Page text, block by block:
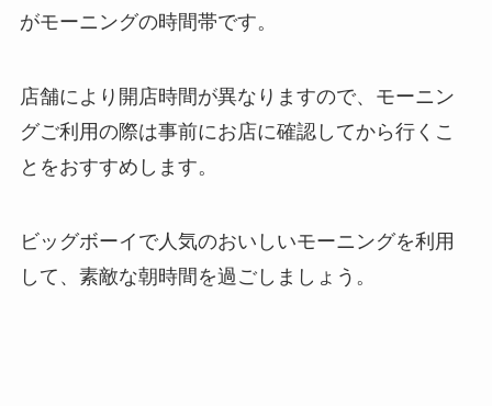
がモーニングの時間帯です。
店舗により開店時間が異なりますので、モーニン
グご利用の際は事前にお店に確認してから行くこ
とをおすすめします。
ビッグボーイで人気のおいしいモーニングを利用
して、素敵な朝時間を過ごしましょう。